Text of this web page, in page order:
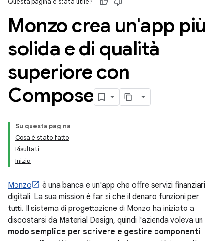
Questa pagina è stata utile?
Monzo crea un'app più
solida e di qualità
superiore con
Compose
Su questa pagina
Cosa è stato fatto
Risultati
Inizia
Monzo
è una banca e un'app che offre servizi finanziari
digitali. La sua mission è far sì che il denaro funzioni per
tutti. Il sistema di progettazione di Monzo ha iniziato a
discostarsi da Material Design, quindi l'azienda voleva un
modo semplice per scrivere e gestire componenti